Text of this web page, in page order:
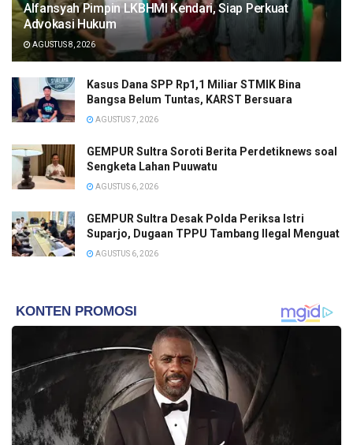
Alfansyah Pimpin LKBHMI Kendari, Siap Perkuat
Advokasi Hukum
AGUSTUS 8, 2026
Kasus Dana SPP Rp1,1 Miliar STMIK Bina
Bangsa Belum Tuntas, KARST Bersuara
AGUSTUS 7, 2026
GEMPUR Sultra Soroti Berita Perdetiknews soal
Sengketa Lahan Puuwatu
AGUSTUS 6, 2026
GEMPUR Sultra Desak Polda Periksa Istri
Suparjo, Dugaan TPPU Tambang Ilegal Menguat
AGUSTUS 6, 2026